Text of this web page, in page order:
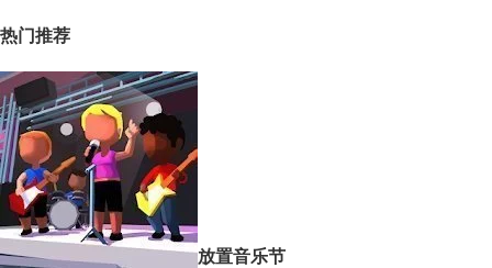
热门推荐
放置音乐节